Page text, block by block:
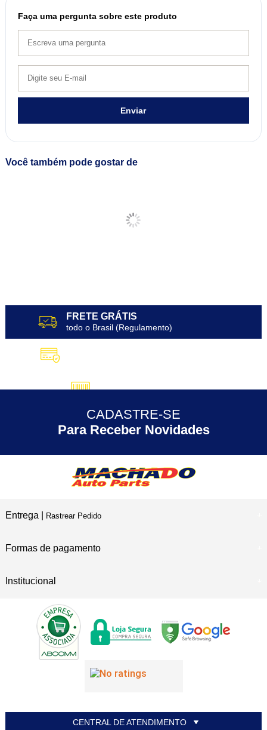
Faça uma pergunta sobre este produto
Enviar
Você também pode gostar de
FRETE GRÁTIS
todo o Brasil (Regulamento)
5% DESCONTO no Pix
30 ANOS de Experiência
CADASTRE-SE
Para Receber Novidades
Entrega | Rastrear Pedido
Formas de pagamento
Institucional
CENTRAL DE ATENDIMENTO